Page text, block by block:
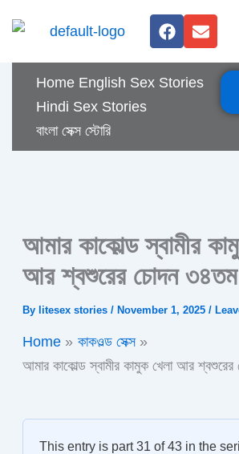
content
F
a
b
E
n
l
Home English Sex Stories
Hindi Sex Stories
বাংলা সেক্স স্টোরি
আমার কাকোল্ড স্বামীর
আর শ্বশুরের চোদন ৩৪তম
By litesex stories / November 1, 2025 /
Home
কাকওল্ড সেক্স
আমার কাকোল্ড স্বামীর কামুক খেলা আর
This entry is part 31 of 43 in the